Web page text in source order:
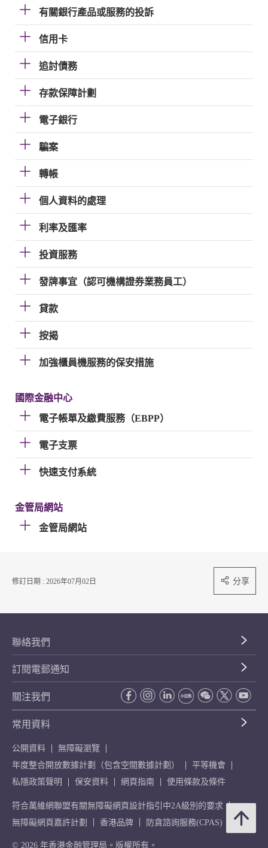
有關銀行產品或服務的投訴
信用卡
追討債務
存款保障計劃
電子銀行
騙案
轉帳
個人資料的處理
利率及匯率
投資服務
發牌事宜（認可機構證券業務員工）
貸款
按揭
加強櫃員機服務的保安措施
國際金融中心
電子帳單及繳費服務（EBPP）
電子支票
快速支付系統
金管局網站
金管局網站
修訂日期 : 2026年07月02日 分享
聯絡我們
訂閱電郵通知
關注我們
常用資料
公開資料
無障礙瀏覽
年度整合開放數據計劃（包含空間數據計劃）
平等機會
私隱政策聲明
保安資料 網頁指南 使用條款及條件
符合萬維網聯盟有關無障礙網頁設計指引中2A級別的要求
無障礙網頁嘉許計劃
香港品牌 防貪諮詢服務(CPAS)
© 2026 年香港金融管理局。版權所有。